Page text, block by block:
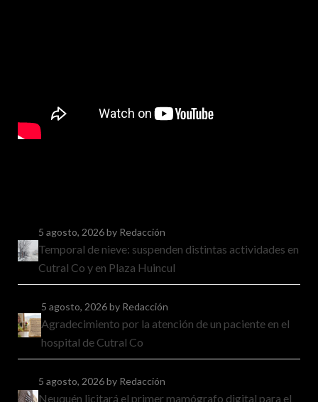
5 agosto, 2026by Redacción
Temporal de nieve: suspenden distintas actividades en
Cutral Co y en Plaza Huincul
5 agosto, 2026by Redacción
Agradecimiento por la atención de un paciente en el
hospital de Cutral Co
5 agosto, 2026by Redacción
Neuquén licitará el primer mamógrafo digital para el